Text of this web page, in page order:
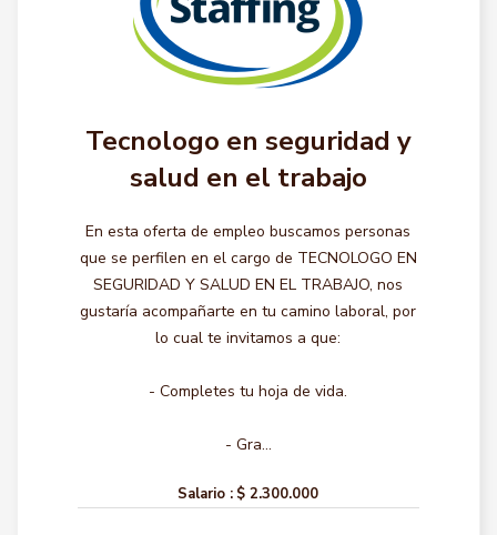
Tecnologo en seguridad y
salud en el trabajo
En esta oferta de empleo buscamos personas
que se perfilen en el cargo de TECNOLOGO EN
SEGURIDAD Y SALUD EN EL TRABAJO, nos
gustaría acompañarte en tu camino laboral, por
lo cual te invitamos a que:
- Completes tu hoja de vida.
- Gra...
Salario : $ 2.300.000